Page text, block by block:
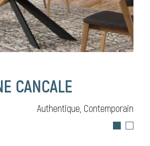
CANCALE
Authentique, Contemporain